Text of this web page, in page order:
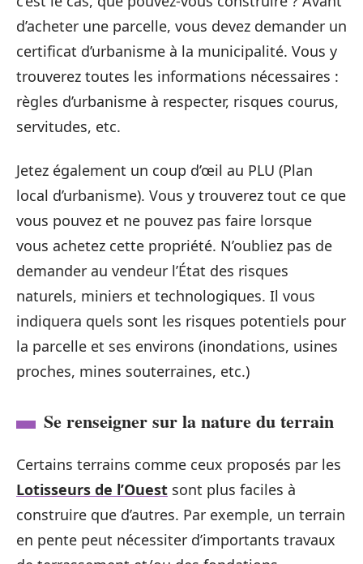
d’acheter une parcelle, vous devez demander un
certificat d’urbanisme à la municipalité. Vous y
trouverez toutes les informations nécessaires :
règles d’urbanisme à respecter, risques courus,
servitudes, etc.
Jetez également un coup d’œil au PLU (Plan
local d’urbanisme). Vous y trouverez tout ce que
vous pouvez et ne pouvez pas faire lorsque
vous achetez cette propriété. N’oubliez pas de
demander au vendeur l’État des risques
naturels, miniers et technologiques. Il vous
indiquera quels sont les risques potentiels pour
la parcelle et ses environs (inondations, usines
proches, mines souterraines, etc.)
Se renseigner sur la nature du terrain
Certains terrains comme ceux proposés par les
Lotisseurs de l’Ouest sont plus faciles à
construire que d’autres. Par exemple, un terrain
en pente peut nécessiter d’importants travaux